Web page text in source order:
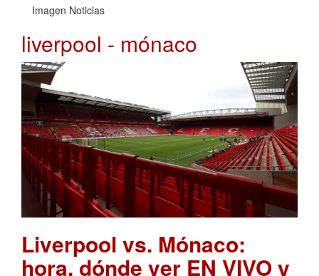
Imagen Noticias
liverpool - mónaco
Liverpool vs. Mónaco:
hora, dónde ver EN VIVO y